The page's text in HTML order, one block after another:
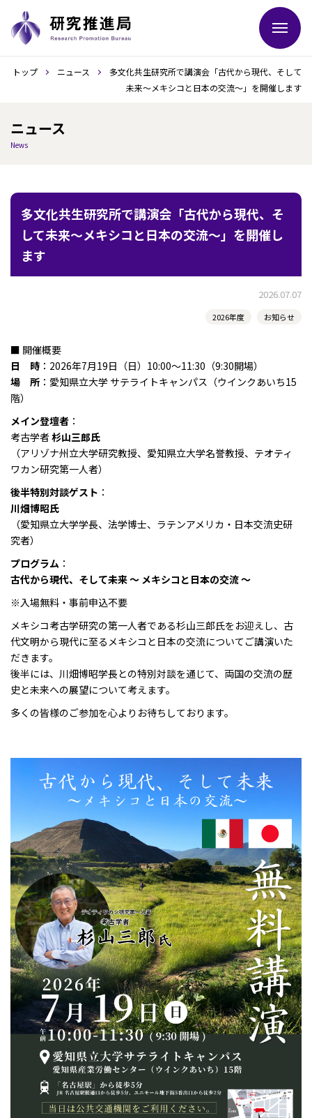
トップ ニュース
多文化共生研究所で講演会「古代から現代、そして
未来～メキシコと日本の交流～」を開催します
ニュース
News
多文化共生研究所で講演会「古代から現代、そ
して未来～メキシコと日本の交流～」を開催し
ます
2026.07.07
2026年度 お知らせ
■ 開催概要
日 時 ：2026年7月19日（日）10:00～11:30（9:30開場）
場 所 ：愛知県立大学 サテライトキャンパス（ウインクあいち15
階）
メイン登壇者 ：
考古学者杉山三郎氏
（アリゾナ州立大学研究教授、愛知県立大学名誉教授、テオティ
ワカン研究第一人者）
後半特別対談ゲスト ：
川畑博昭氏
（愛知県立大学学長、法学博士、ラテンアメリカ・日本交流史研
究者）
プログラム ：
古代から現代、そして未来 ～ メキシコと日本の交流 ～
※入場無料・事前申込不要
メキシコ考古学研究の第一人者である杉山三郎氏をお迎えし、古
代文明から現代に至るメキシコと日本の交流についてご講演いた
だきます。
後半には、川畑博昭学長との特別対談を通じて、両国の交流の歴
史と未来への展望について考えます。
多くの皆様のご参加を心よりお待ちしております。